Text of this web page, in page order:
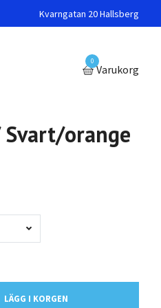
Kvarngatan 20 Hallsberg
0
Varukorg
Svart/orange
LÄGG I KORGEN